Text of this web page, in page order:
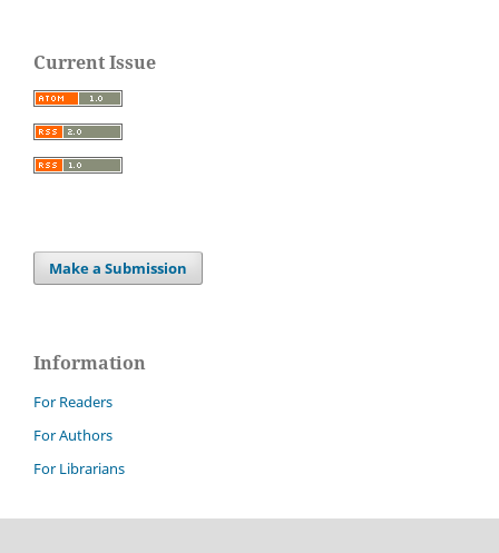
Current Issue
Make a Submission
Information
For Readers
For Authors
For Librarians